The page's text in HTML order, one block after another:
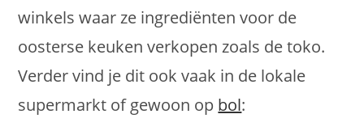
winkels waar ze ingrediënten voor de
oosterse keuken verkopen zoals de toko.
Verder vind je dit ook vaak in de lokale
supermarkt of gewoon op bol: